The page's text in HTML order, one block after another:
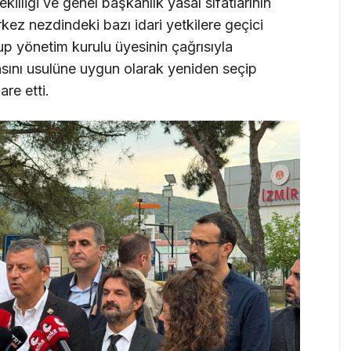
nezdindeki bazı idari yetkilere geçici
yönetim kurulu üyesinin çağrısıyla
usulüne uygun olarak yeniden seçip
etti.